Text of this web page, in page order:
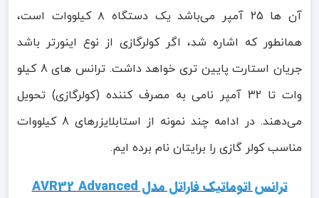
آن ها 25 آمپر می‌باشد یک دستگاه ۸ کیلووات است،
همانطور که اشاره شد، اگر کولرگازی از نوع اینورتر باشد
جریان استارت پایین تری خواهد داشت. ترانس های 8 کیلو
وات تا 32 آمپر نامی به مصرف کننده (کولرگازی) تحویل
می‌دهند. در ادامه چند نمونه از استابلایزرهای 8 کیلووات
مناسب کولر گازی را برایتان نام برده ایم.
ترانس اتوماتیک فاراتل مدل AVR32 Advanced